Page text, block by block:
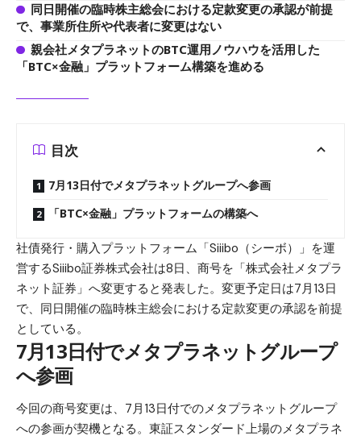
同日開催の臨時株主総会における定款変更の承認が前提
で、事業所住所や代表者に変更はない
親会社メタプラネットのBTC運用ノウハウを活用した
「BTC×金融」プラットフォーム構築を進める
目次
7月13日付でメタプラネットグループへ参画
「BTC×金融」プラットフォームの構築へ
社債発行・購入プラットフォーム「Siiibo（シーボ）」を運
営するSiiibo証券株式会社は8日、商号を「株式会社メタプラ
ネット証券」へ変更すると発表した。変更予定日は7月13日
で、同日開催の臨時株主総会における定款変更の承認を前提
としている。
7月13日付でメタプラネットグループ
へ参画
今回の商号変更は、7月13日付でのメタプラネットグループ
への参画が契機となる。東証スタンダード上場のメタプラネ